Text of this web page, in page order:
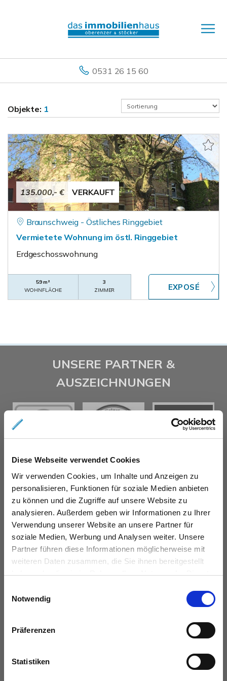
Diese Webseite verwendet Cookies
Wir verwenden Cookies, um Inhalte und Anzeigen zu
personalisieren, Funktionen für soziale Medien anbieten
zu können und die Zugriffe auf unsere Website zu
analysieren. Außerdem geben wir Informationen zu Ihrer
Verwendung unserer Website an unsere Partner für
soziale Medien, Werbung und Analysen weiter. Unsere
Partner führen diese Informationen möglicherweise mit
weiteren Daten zusammen, die Sie ihnen bereitgestellt
haben oder die sie im Rahmen Ihrer Nutzung der Dienste
Notwendig
Präferenzen
Statistiken
0531 26 15 60
Objekte: 1
135.000,- € VERKAUFT
Braunschweig - Östliches Ringgebiet
Vermietete Wohnung im östl. Ringgebiet
Erdgeschosswohnung
59 m²
WOHNFLÄCHE
3
ZIMMER
UNSERE PARTNER &
AUSZEICHNUNGEN
KONTAKT
das immobilienhaus oberenzer & stöcker gmbh &
co kg
Langer Hof 2d
38100 Braunschweig
Fax:0531 26 15 619
E-Mail:vertrieb@das-immobilienhaus.de